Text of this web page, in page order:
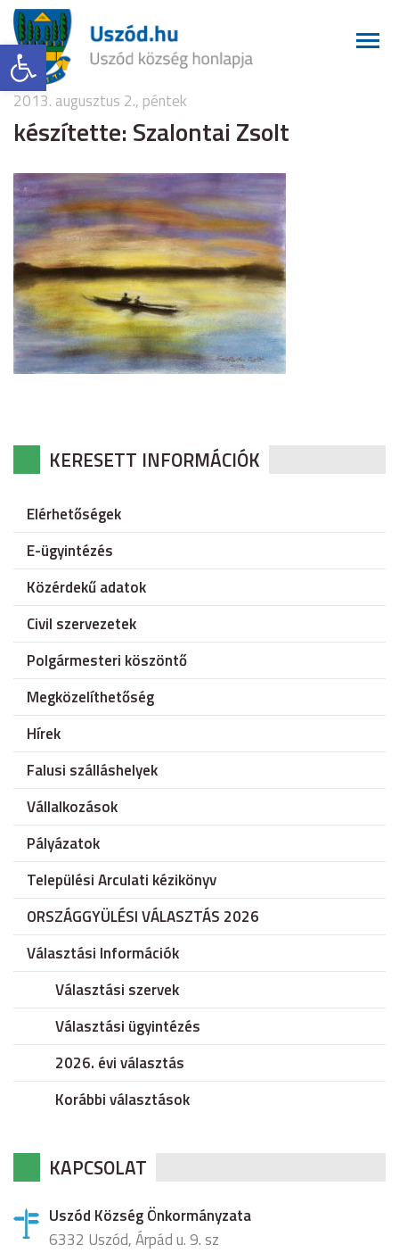
Eszköztár megnyitása
2013. augusztus 2., péntek
készítette: Szalontai Zsolt
KERESETT INFORMÁCIÓK
Elérhetőségek
E-ügyintézés
Közérdekű adatok
Civil szervezetek
Polgármesteri köszöntő
Megközelíthetőség
Hírek
Falusi szálláshelyek
Vállalkozások
Pályázatok
Települési Arculati kézikönyv
ORSZÁGGYÜLÉSI VÁLASZTÁS 2026
Választási Információk
Választási szervek
Választási ügyintézés
2026. évi választás
Korábbi választások
KAPCSOLAT
Uszód Község Önkormányzata
6332 Uszód, Árpád u. 9. sz